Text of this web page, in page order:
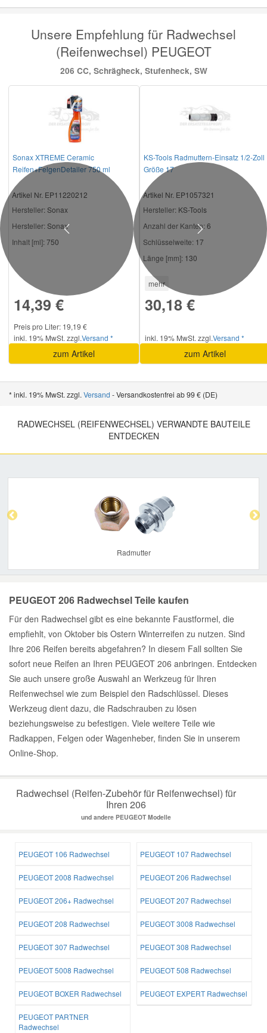
Unsere Empfehlung für Radwechsel
(Reifenwechsel) PEUGEOT
206 CC, Schrägheck, Stufenheck, SW
Sonax XTREME Ceramic
Reifen+FelgenDetailer 750 ml
Artikel Nr. EP11220212
Hersteller: Sonax
Hersteller: Sonax
Inhalt [ml]: 750
14,39 €
Preis pro Liter: 19,19 €
inkl. 19% MwSt. zzgl.Versand *
zum Artikel
KS-Tools Radmuttern-Einsatz 1/2-Zoll
Größe 17
Artikel Nr. EP1057321
Hersteller: KS-Tools
Anzahl der Kanten: 6
Schlüsselweite: 17
Länge [mm]: 130
mehr
30,18 €
inkl. 19% MwSt. zzgl.Versand *
zum Artikel
Previous Next
* inkl. 19% MwSt. zzgl. Versand - Versandkostenfrei ab 99 € (DE)
RADWECHSEL (REIFENWECHSEL) VERWANDTE BAUTEILE
ENTDECKEN
Radmutter
PEUGEOT 206 Radwechsel Teile kaufen
Für den Radwechsel gibt es eine bekannte Faustformel, die
empfiehlt, von Oktober bis Ostern Winterreifen zu nutzen. Sind
Ihre 206 Reifen bereits abgefahren? In diesem Fall sollten Sie
sofort neue Reifen an Ihren PEUGEOT 206 anbringen. Entdecken
Sie auch unsere große Auswahl an Werkzeug für Ihren
Reifenwechsel wie zum Beispiel den Radschlüssel. Dieses
Werkzeug dient dazu, die Radschrauben zu lösen
beziehungsweise zu befestigen. Viele weitere Teile wie
Radkappen, Felgen oder Wagenheber, finden Sie in unserem
Online-Shop.
Radwechsel (Reifen-Zubehör für Reifenwechsel) für
Ihren 206
und andere PEUGEOT Modelle
PEUGEOT 106 Radwechsel PEUGEOT 107 Radwechsel
PEUGEOT 2008 Radwechsel PEUGEOT 206 Radwechsel
PEUGEOT 206+ Radwechsel PEUGEOT 207 Radwechsel
PEUGEOT 208 Radwechsel PEUGEOT 3008 Radwechsel
PEUGEOT 307 Radwechsel PEUGEOT 308 Radwechsel
PEUGEOT 5008 Radwechsel PEUGEOT 508 Radwechsel
PEUGEOT BOXER Radwechsel PEUGEOT EXPERT Radwechsel
PEUGEOT PARTNER
Radwechsel